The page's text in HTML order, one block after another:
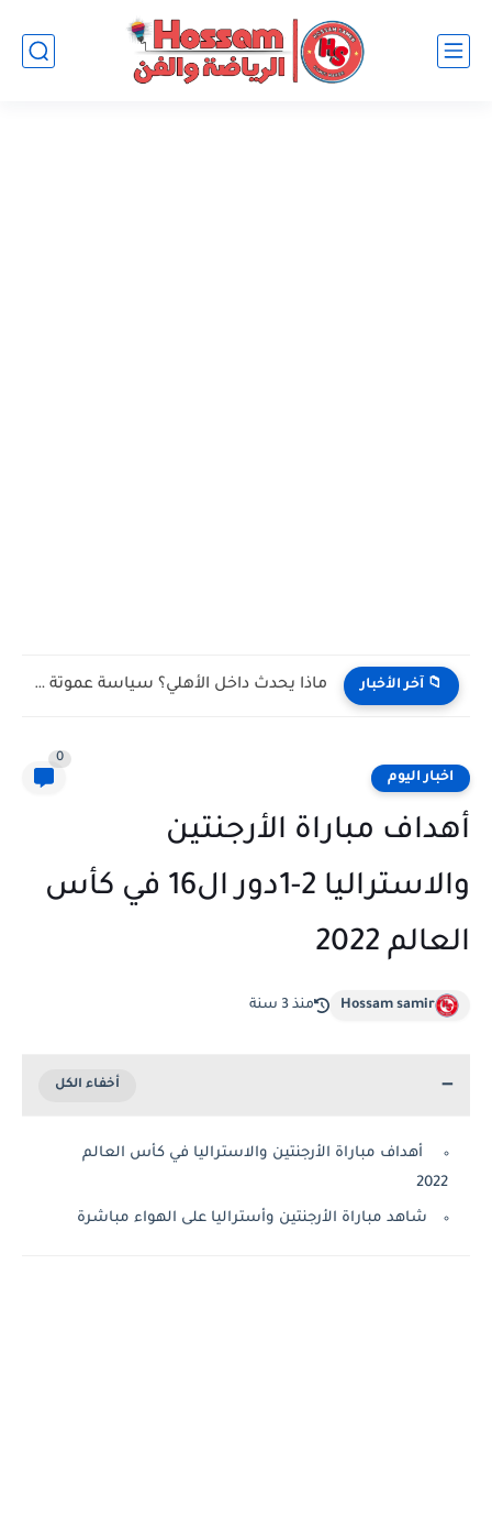
📁 آخر الأخبار ماذا يحدث داخل الأهلي؟ سياسة عموتة الجديدة تثير الجدل بعد...
اخبار اليوم
0
أهداف مباراة الأرجنتين
والاستراليا 2-1دور ال16 في كأس
العالم 2022
Hossam samir منذ 3 سنة
أهداف مباراة الأرجنتين والاستراليا في كأس العالم
2022
شاهد مباراة الأرجنتين وأستراليا على الهواء مباشرة